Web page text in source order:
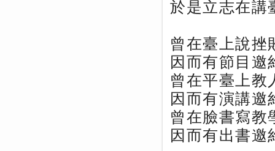
於是立志在講
曾在臺上說挫
因而有節目邀
曾在平臺上教
因而有演講邀
曾在臉書寫教
因而有出書邀